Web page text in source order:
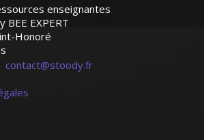
mathématiques - Lyon
enseigné l’allemand durant plusieurs
aussi bien au collège qu’au lycée.
des entreprises ou autres. Grâce
enseignantes
BEE EXPERT
Honoré
contact@stoody.fr